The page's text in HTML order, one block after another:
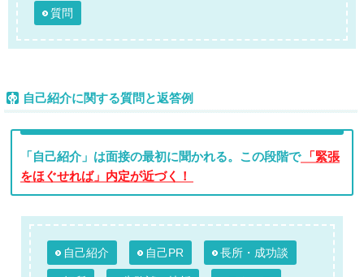
質問
自己紹介に関する質問と返答例
「自己紹介」は面接の最初に聞かれる。この段階で
「緊張
をほぐせれば」内定が近づく！
自己紹介 自己PR 長所・成功談